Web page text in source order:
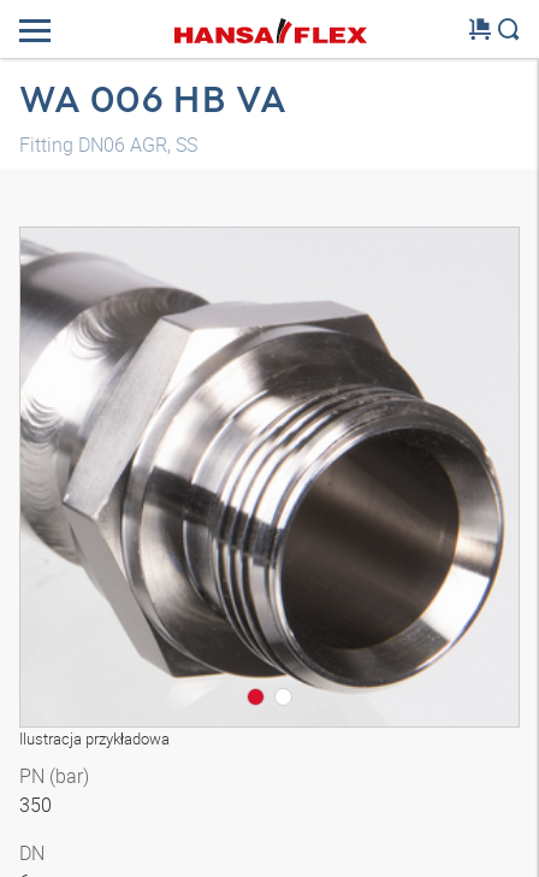
WA 006 HB VA
Fitting DN06 AGR, SS
Ilustracja przykładowa
PN (bar)
350
DN